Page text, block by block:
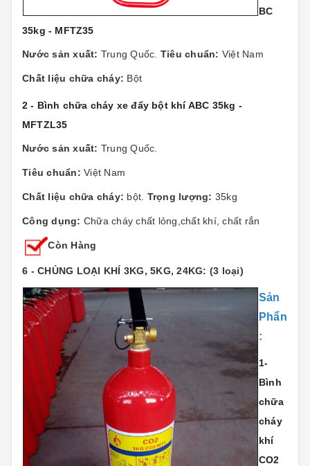
BC
35kg - MFTZ35
Nước sản xuất: Trung Quốc. Tiêu chuẩn: Việt Nam
Chất liệu chữa cháy: Bột
2 - Bình chữa cháy xe đẩy bột khí ABC 35kg -
MFTZL35
Nước sản xuất: Trung Quốc.
Tiêu chuẩn: Việt Nam
Chất liệu chữa cháy: bột. Trọng lượng: 35kg
Công dụng: Chữa cháy chất lỏng,chất khí, chất rắn
Còn Hàng
6 - CHỦNG LOẠI KHÍ 3KG, 5KG, 24KG: (3 loại)
Sản
Phẩn
:
1-
Bình
chữa
cháy
khí
CO2